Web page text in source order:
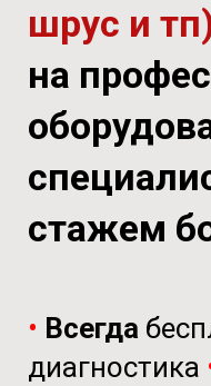
шрус и
на
стажем
• Всегда
диагностика